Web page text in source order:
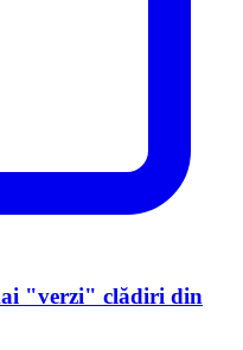
"verzi" clădiri din